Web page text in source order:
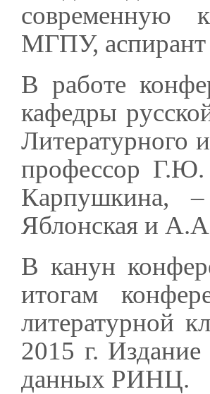
современную
МГПУ, аспирант
В работе
кафедры
Литературного
профессор
Карпушкина,
Яблонская и
В канун
итогам
литературной
2015 г. Издание
данных РИНЦ.